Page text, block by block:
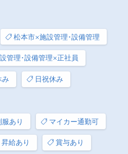
松本市×施設管理･設備管理
管理･設備管理×正社員
み 日祝休み
服あり マイカー通勤可
昇給あり 賞与あり